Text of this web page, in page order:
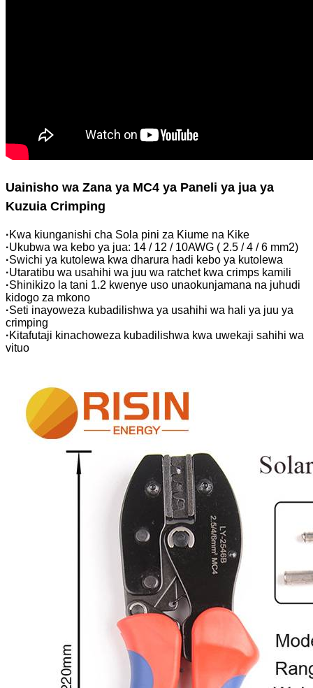
Uainisho wa Zana ya MC4 ya Paneli ya jua ya
Kuzuia Crimping
·Kwa kiunganishi cha Sola pini za Kiume na Kike
·Ukubwa wa kebo ya jua: 14 / 12 / 10AWG ( 2.5 / 4 / 6 mm2)
·Swichi ya kutolewa kwa dharura hadi kebo ya kutolewa
·Utaratibu wa usahihi wa juu wa ratchet kwa crimps kamili
·Shinikizo la tani 1.2 kwenye uso unaokunjamana na juhudi
kidogo za mkono
·Seti inayoweza kubadilishwa ya usahihi wa hali ya juu ya
crimping
·Kitafutaji kinachoweza kubadilishwa kwa uwekaji sahihi wa
vituo